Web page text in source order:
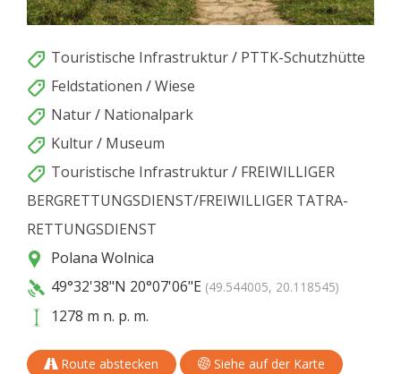
Touristische Infrastruktur/ PTTK-Schutzhütte
Feldstationen /Wiese
Natur/ Nationalpark
Kultur/ Museum
Touristische Infrastruktur/ FREIWILLIGER
BERGRETTUNGSDIENST/FREIWILLIGER TATRA-
RETTUNGSDIENST
Polana Wolnica
49°32'38"N 20°07'06"E (49.544005, 20.118545)
1278 m n. p. m.
Route abstecken Siehe auf der Karte